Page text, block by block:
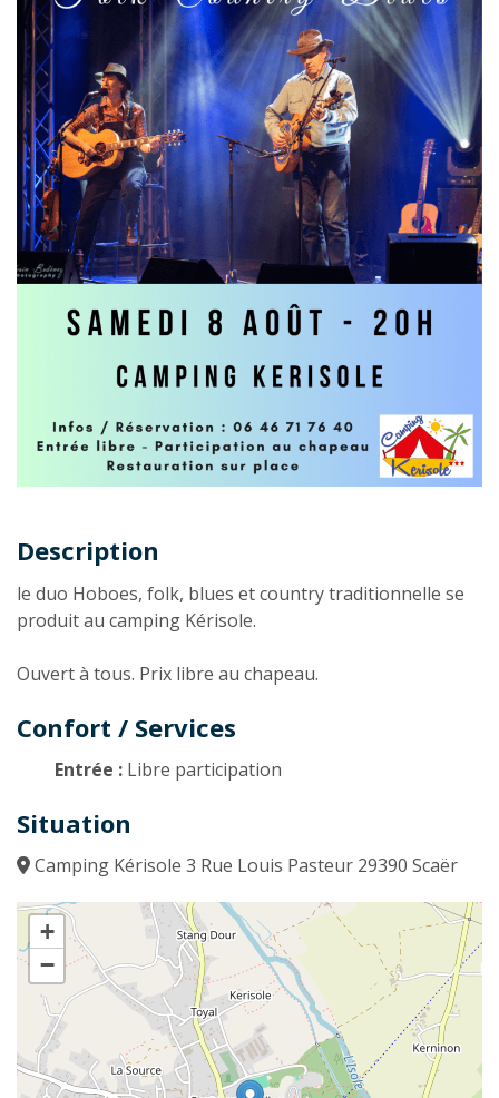
Description
Description
le duo Hoboes, folk, blues et country traditionnelle se
produit au camping Kérisole.
Ouvert à tous. Prix libre au chapeau.
Confort / Services
Entrée : Libre participation
Situation
Camping Kérisole 3 Rue Louis Pasteur 29390 Scaër
+
−